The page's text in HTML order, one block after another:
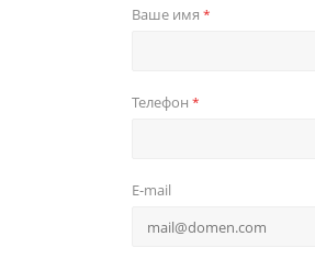
Ваше имя *
Телефон *
E-mail